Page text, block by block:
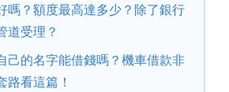
嗎？額度最高達多少？除了銀行
道受理？
己的名字能借錢嗎？機車借款非
路看這篇！